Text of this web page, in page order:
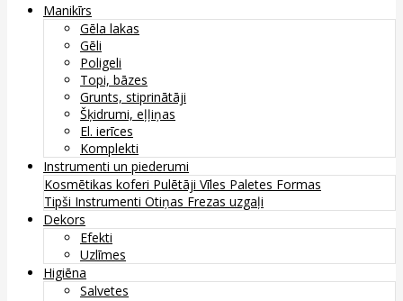
Manikīrs
Gēla lakas
Gēli
Poligeli
Topi, bāzes
Grunts, stiprinātāji
Šķidrumi, eļļiņas
El. ierīces
Komplekti
Instrumenti un piederumi
Kosmētikas koferi Pulētāji Vīles Paletes Formas
Tipši Instrumenti Otiņas Frezas uzgaļi
Dekors
Efekti
Uzlīmes
Higiēna
Salvetes